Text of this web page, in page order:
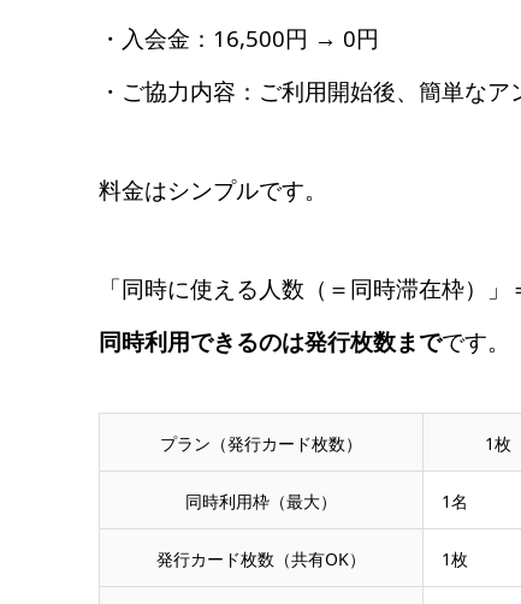
・入会金：16,500円 → 0円
・ご協力内容：ご利用開始後、簡単なア
料金はシンプルです。
「同時に使える人数（＝同時滞在枠）
同時利用できるのは発行枚数までです。
プラン（発行カード枚数） 1枚
同時利用枠（最大） 1名
発行カード枚数（共有OK） 1枚